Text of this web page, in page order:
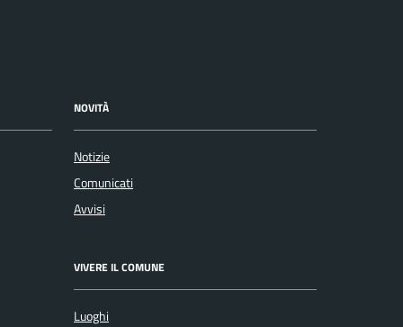
NOVITÀ
Notizie
Comunicati
Avvisi
VIVERE IL COMUNE
Luoghi